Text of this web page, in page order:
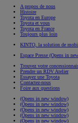
A propos de nous
Histoire
Toyota en Europe
Toyota et vous
Toyota en France
Toujours plus loin
KINTO, la solution de
Espace Presse (Opens in
Trouvez votre
Prendre un RDV Atelier
Essayez une Toyota
Contactez-nous
Foire aux questions
(Opens in new window)
(Opens in new window)
(Opens in new window)
(Opens in new window)
(Opens in new window)